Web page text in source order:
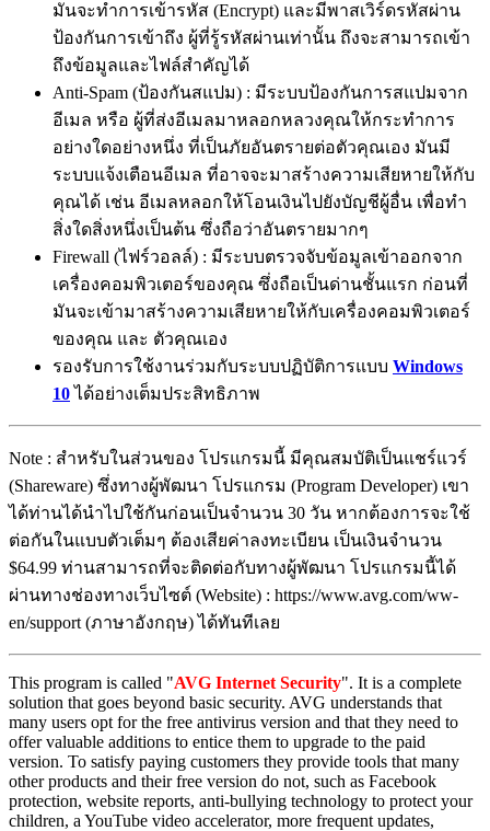
มันจะทำการเข้ารหัส (Encrypt) และมีพาสเวิร์ดรหัสผ่าน
ป้องกันการเข้าถึง ผู้ที่รู้รหัสผ่านเท่านั้น ถึงจะสามารถเข้า
ถึงข้อมูลและไฟล์สำคัญได้
Anti-Spam (ป้องกันสแปม) : มีระบบป้องกันการสแปมจาก
อีเมล หรือ ผู้ที่ส่งอีเมลมาหลอกหลวงคุณให้กระทำการ
อย่างใดอย่างหนึ่ง ที่เป็นภัยอันตรายต่อตัวคุณเอง มันมี
ระบบแจ้งเตือนอีเมล ที่อาจจะมาสร้างความเสียหายให้กับ
คุณได้ เช่น อีเมลหลอกให้โอนเงินไปยังบัญชีผู้อื่น เพื่อทำ
สิ่งใดสิ่งหนึ่งเป็นต้น ซึ่งถือว่าอันตรายมากๆ
Firewall (ไฟร์วอลล์) : มีระบบตรวจจับข้อมูลเข้าออกจาก
เครื่องคอมพิวเตอร์ของคุณ ซึ่งถือเป็นด่านชั้นแรก ก่อนที่
มันจะเข้ามาสร้างความเสียหายให้กับเครื่องคอมพิวเตอร์
ของคุณ และ ตัวคุณเอง
รองรับการใช้งานร่วมกับระบบปฏิบัติการแบบ Windows
10ได้อย่างเต็มประสิทธิภาพ
Note : สำหรับในส่วนของ โปรแกรมนี้ มีคุณสมบัติเป็นแชร์แวร์
(Shareware) ซึ่งทางผู้พัฒนา โปรแกรม (Program Developer) เขา
ได้ท่านได้นำไปใช้กันก่อนเป็นจำนวน 30 วัน หากต้องการจะใช้
ต่อกันในแบบตัวเต็มๆ ต้องเสียค่าลงทะเบียน เป็นเงินจำนวน
$64.99 ท่านสามารถที่จะติดต่อกับทางผู้พัฒนา โปรแกรมนี้ได้
ผ่านทางช่องทางเว็บไซต์ (Website) : https://www.avg.com/ww-
en/support (ภาษาอังกฤษ) ได้ทันทีเลย
This program is called "AVG Internet Security". It is a complete
solution that goes beyond basic security. AVG understands that
many users opt for the free antivirus version and that they need to
offer valuable additions to entice them to upgrade to the paid
version. To satisfy paying customers they provide tools that many
other products and their free version do not, such as Facebook
protection, website reports, anti-bullying technology to protect your
children, a YouTube video accelerator, more frequent updates,